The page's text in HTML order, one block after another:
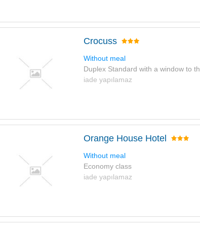
Crocuss
Without meal
Duplex Standard with a window to
iade yapılamaz
Orange House Hotel
Without meal
Economy class
iade yapılamaz